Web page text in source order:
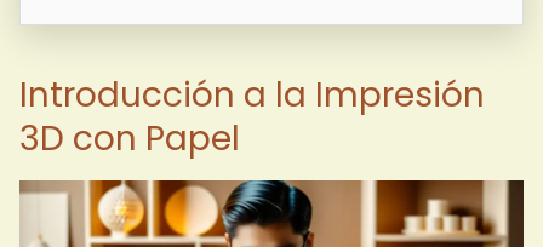
Introducción a la Impresión
3D con Papel